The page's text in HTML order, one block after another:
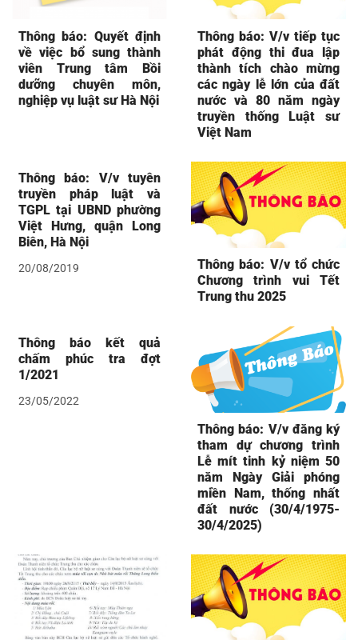
Thông báo: Quyết định
về việc bổ sung thành
viên Trung tâm Bồi
dưỡng chuyên môn,
nghiệp vụ luật sư Hà Nội
Thông báo: V/v tiếp tục
phát động thi đua lập
thành tích chào mừng
các ngày lễ lớn của đất
nước và 80 năm ngày
truyền thống Luật sư
Việt Nam
Thông báo: V/v tuyên
truyền pháp luật và
TGPL tại UBND phường
Việt Hưng, quận Long
Biên, Hà Nội
20/08/2019
Thông báo: V/v tổ chức
Chương trình vui Tết
Trung thu 2025
Thông báo kết quả
chấm phúc tra đợt
1/2021
23/05/2022
Thông báo: V/v đăng ký
tham dự chương trình
Lễ mít tinh kỷ niệm 50
năm Ngày Giải phóng
miền Nam, thống nhất
đất nước (30/4/1975-
30/4/2025)